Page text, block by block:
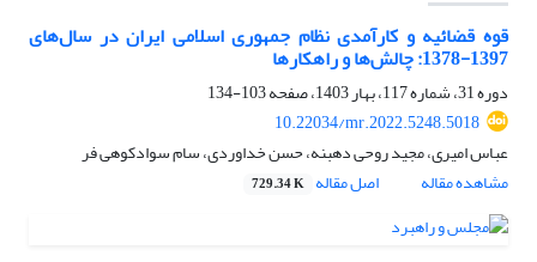
قوه قضائیه و کارآمدی نظام جمهوری اسلامی ایران در سال‌های
1397-1378: چالش‌ها و راهکارها
دوره 31، شماره 117، بهار 1403، صفحه
103-134
10.22034/mr.2022.5248.5018
عباس امیری، مجید روحی دهبنه، حسن خداوردی، سام سوادکوهی فر
مشاهده مقاله
اصل مقاله 729.34 K